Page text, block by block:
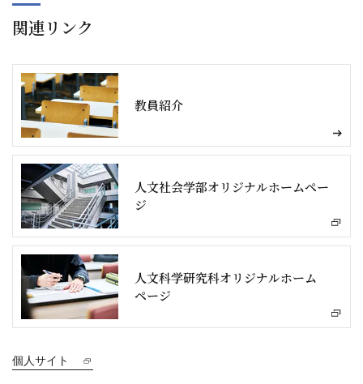
関連リンク
教員紹介
人文社会学部オリジナルホームペー
ジ
人文科学研究科オリジナルホーム
ページ
個人サイト